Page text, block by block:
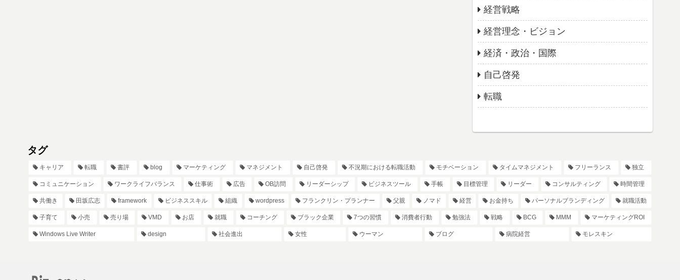
経営戦略
経営理念・ビジョン
経済・政治・国際
自己啓発
転職
タグ
キャリア 転職 書評 blog マーケティング マネジメント 自己啓発 不況期における転職活動 モチベーション タイムマネジメント フリーランス 独立
コミュニケーション ワークライフバランス 仕事術 広告 OB訪問 リーダーシップ ビジネスツール 手帳 目標管理 リーダー コンサルティング 時間管理
共働き 田坂広志 framework ビジネススキル 組織 wordpress フランクリン・プランナー 父親 ノマド 経営 お金持ち パーソナルブランディング 就職活動
子育て 小売 売り場 VMD お店 就職 コーチング ブラック企業 7つの習慣 消費者行動 勉強法 戦略 BCG MMM マーケティングROI
Windows Live Writer design 社会進出 女性 ウーマン ブログ 病院経営 モレスキン